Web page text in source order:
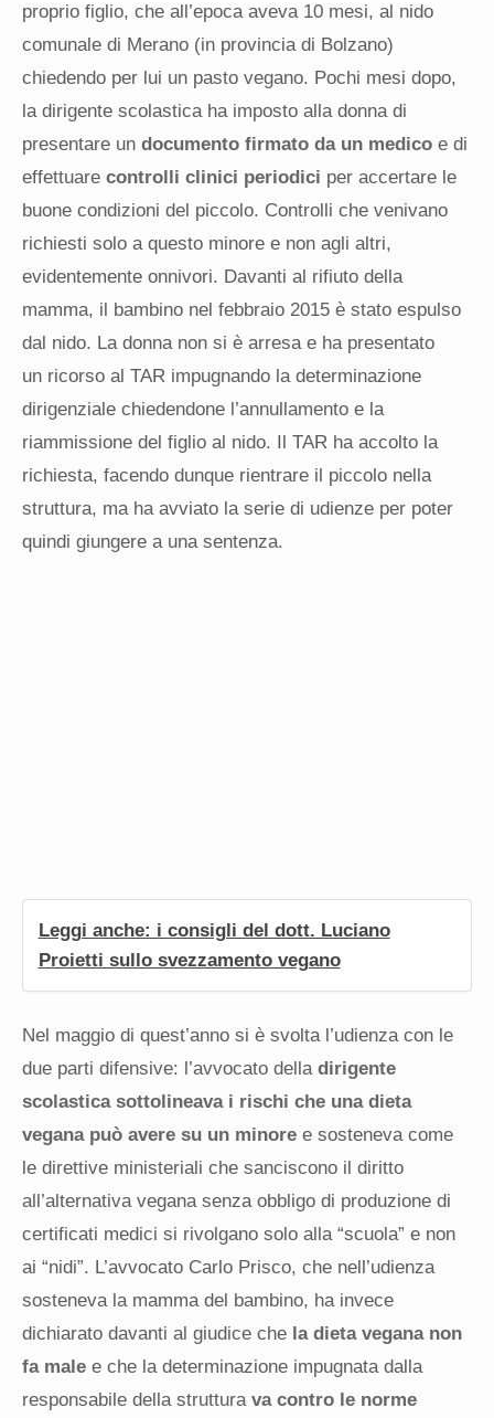
proprio figlio, che all’epoca aveva 10 mesi, al nido
comunale di Merano (in provincia di Bolzano)
chiedendo per lui un pasto vegano. Pochi mesi dopo,
la dirigente scolastica ha imposto alla donna di
presentare un documento firmato da un medico e di
effettuare controlli clinici periodici per accertare le
buone condizioni del piccolo. Controlli che venivano
richiesti solo a questo minore e non agli altri,
evidentemente onnivori. Davanti al rifiuto della
mamma, il bambino nel febbraio 2015 è stato espulso
dal nido. La donna non si è arresa e ha presentato
un ricorso al TAR impugnando la determinazione
dirigenziale chiedendone l’annullamento e la
riammissione del figlio al nido. Il TAR ha accolto la
richiesta, facendo dunque rientrare il piccolo nella
struttura, ma ha avviato la serie di udienze per poter
quindi giungere a una sentenza.
Leggi anche: i consigli del dott. Luciano
Proietti sullo svezzamento vegano
Nel maggio di quest’anno si è svolta l’udienza con le
due parti difensive: l’avvocato della dirigente
scolastica sottolineava i rischi che una dieta
vegana può avere su un minore e sosteneva come
le direttive ministeriali che sanciscono il diritto
all’alternativa vegana senza obbligo di produzione di
certificati medici si rivolgano solo alla “scuola” e non
ai “nidi”. L’avvocato Carlo Prisco, che nell’udienza
sosteneva la mamma del bambino, ha invece
dichiarato davanti al giudice che la dieta vegana non
fa male e che la determinazione impugnata dalla
responsabile della struttura va contro le norme